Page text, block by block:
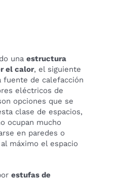
unaestructura
el calor, el siguiente
fuente de calefacción
eléctricos de
opciones que se
clase de espacios,
ocupan mucho
en paredes o
máximo el espacio
estufas de